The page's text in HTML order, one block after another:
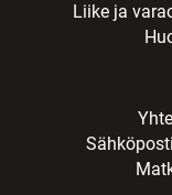
Liike ja